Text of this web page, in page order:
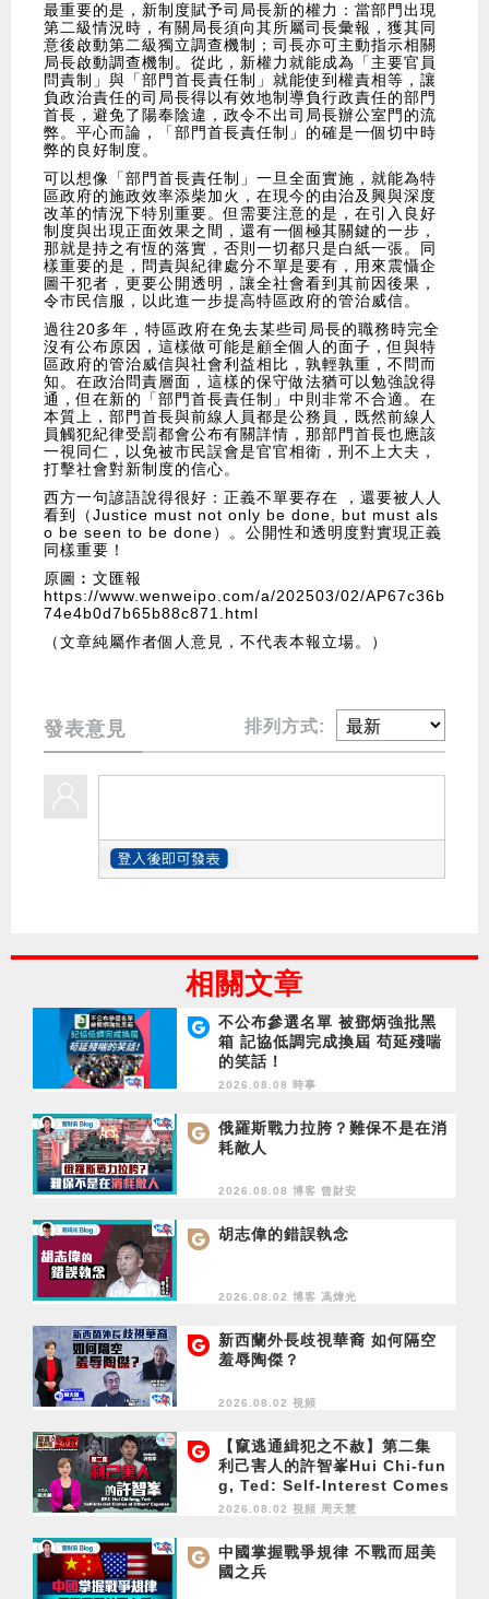
最重要的是，新制度賦予司局長新的權力：當部門出現
第二級情況時，有關局長須向其所屬司長彙報，獲其同
意後啟動第二級獨立調查機制；司長亦可主動指示相關
局長啟動調查機制。從此，新權力就能成為「主要官員
問責制」與「部門首長責任制」就能使到權責相等，讓
負政治責任的司局長得以有效地制導負行政責任的部門
首長，避免了陽奉陰違，政令不出司局長辦公室門的流
弊。平心而論，「部門首長責任制」的確是一個切中時
弊的良好制度。
可以想像「部門首長責任制」一旦全面實施，就能為特
區政府的施政效率添柴加火，在現今的由治及興與深度
改革的情況下特別重要。但需要注意的是，在引入良好
制度與出現正面效果之間，還有一個極其關鍵的一步，
那就是持之有恆的落實，否則一切都只是白紙一張。同
樣重要的是，問責與紀律處分不單是要有，用來震懾企
圖干犯者，更要公開透明，讓全社會看到其前因後果，
令市民信服，以此進一步提高特區政府的管治威信。
過往20多年，特區政府在免去某些司局長的職務時完全
沒有公布原因，這樣做可能是顧全個人的面子，但與特
區政府的管治威信與社會利益相比，孰輕孰重，不問而
知。在政治問責層面，這樣的保守做法猶可以勉強說得
通，但在新的「部門首長責任制」中則非常不合適。在
本質上，部門首長與前線人員都是公務員，既然前線人
員觸犯紀律受罰都會公布有關詳情，那部門首長也應該
一視同仁，以免被市民誤會是官官相衛，刑不上大夫，
打擊社會對新制度的信心。
西方一句諺語說得很好：正義不單要存在 ，還要被人人
看到（Justice must not only be done, but must als
o be seen to be done）。公開性和透明度對實現正義
同樣重要！
原圖︰文匯報
https://www.wenweipo.com/a/202503/02/AP67c36b
74e4b0d7b65b88c871.html
（文章純屬作者個人意見，不代表本報立場。）
發表意見 排列方式:
相關文章
不公布參選名單 被鄧炳強批黑
箱 記協低調完成換屆 苟延殘喘
的笑話！
2026.08.08 時事
俄羅斯戰力拉胯？難保不是在消
耗敵人
2026.08.08 博客 曾財安
胡志偉的錯誤執念
2026.08.02 博客 馮煒光
新西蘭外長歧視華裔 如何隔空
羞辱陶傑？
2026.08.02 視頻
【竄逃通緝犯之不赦】第二集
利己害人的許智峯Hui Chi-fun
g, Ted: Self-Interest Comes
at Others' Expense
2026.08.02 視頻 周天慧
中國掌握戰爭規律 不戰而屈美
國之兵